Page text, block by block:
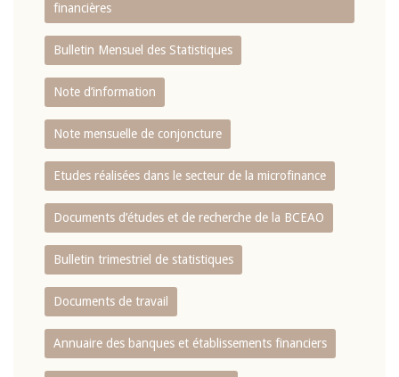
financières
Bulletin Mensuel des Statistiques
Note d’information
Note mensuelle de conjoncture
Etudes réalisées dans le secteur de la microfinance
Documents d’études et de recherche de la BCEAO
Bulletin trimestriel de statistiques
Documents de travail
Annuaire des banques et établissements financiers